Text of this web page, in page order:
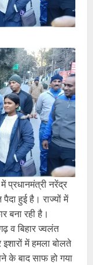
प्रधानमंत्री नरेंद्र
हुई है। राज्यों में
बना रही है।
व बिहार ज्वलंत
में हमला बोलते
के बाद साफ हो गया